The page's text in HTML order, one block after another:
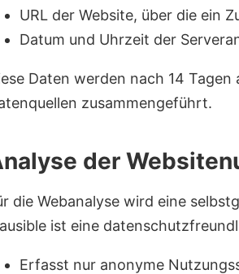
URL der Website, über die ein
Datum und Uhrzeit der
Daten werden nach 14
zusammengeführt.
der
die Webanalyse wird eine
ist eine
Erfasst nur anonyme